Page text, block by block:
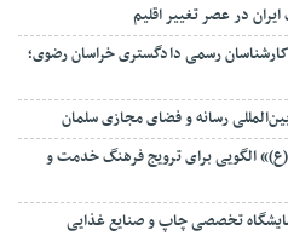
در عصر تغییر اقلیم
رسمی دادگستری خراسان رضوی؛
رسانه و فضای مجازی سلمان
الگویی برای ترویج فرهنگ خدمت و